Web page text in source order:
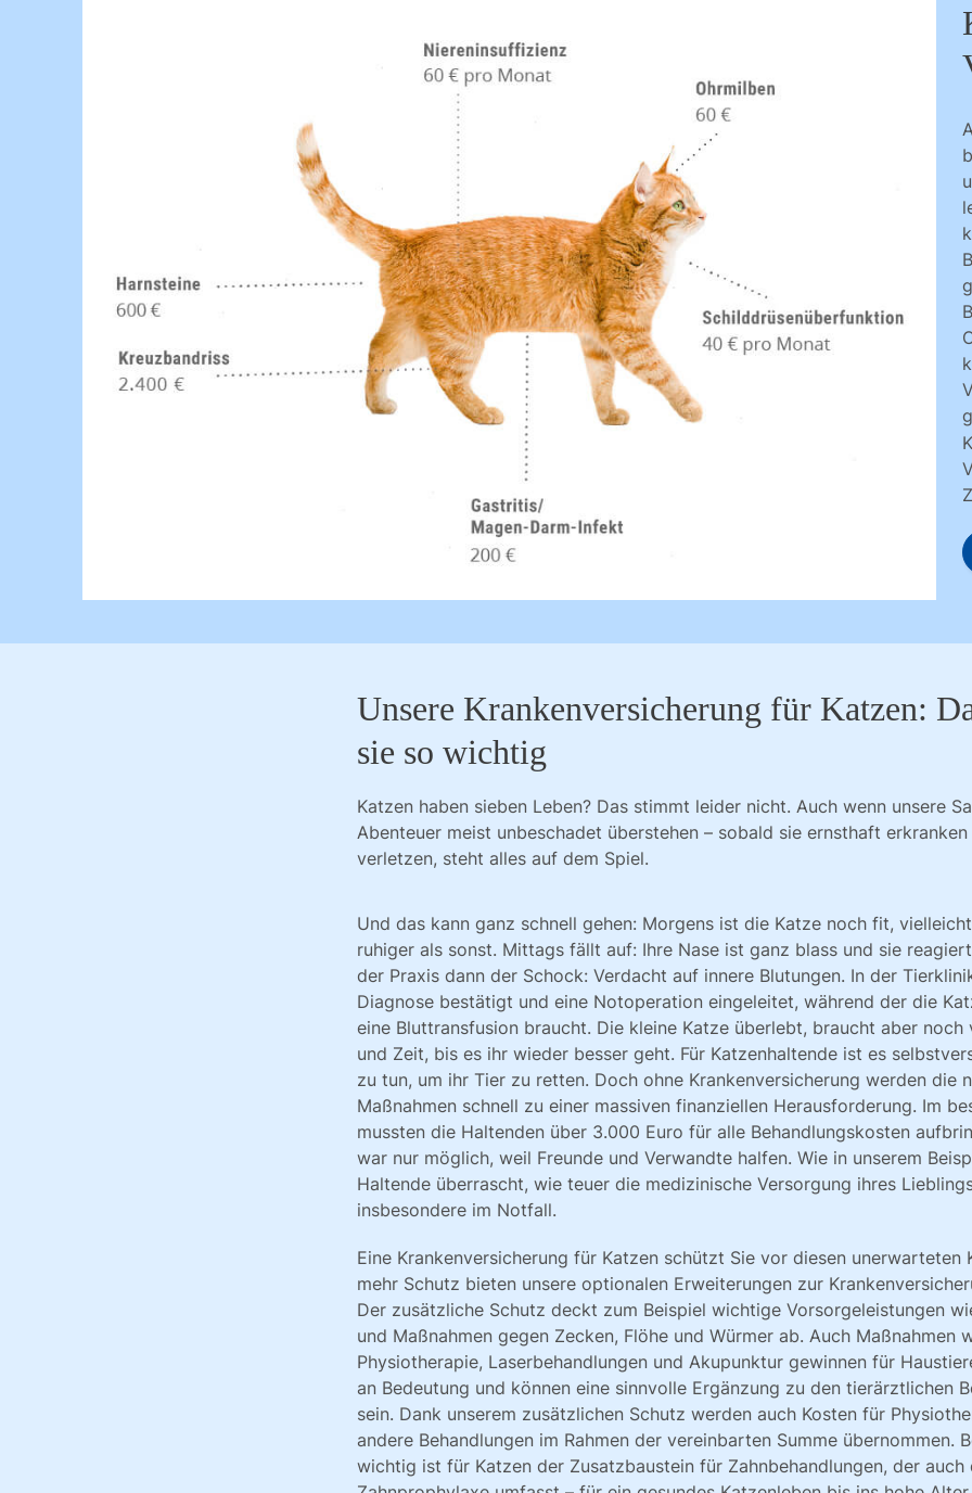
Unsere Krankenversicherung für Katzen:
sie so wichtig
Katzen haben sieben Leben? Das stimmt leider nicht. Auch wenn unsere
Abenteuer meist unbeschadet überstehen – sobald sie ernsthaft
verletzen, steht alles auf dem Spiel.
Und das kann ganz schnell gehen: Morgens ist die Katze noch fit,
ruhiger als sonst. Mittags fällt auf: Ihre Nase ist ganz blass und sie
der Praxis dann der Schock: Verdacht auf innere Blutungen. In der
Diagnose bestätigt und eine Notoperation eingeleitet, während der die
eine Bluttransfusion braucht. Die kleine Katze überlebt, braucht aber noch
und Zeit, bis es ihr wieder besser geht. Für Katzenhaltende ist es
zu tun, um ihr Tier zu retten. Doch ohne Krankenversicherung werden die
Maßnahmen schnell zu einer massiven finanziellen Herausforderung. Im
mussten die Haltenden über 3.000 Euro für alle Behandlungskosten
war nur möglich, weil Freunde und Verwandte halfen. Wie in unserem
Haltende überrascht, wie teuer die medizinische Versorgung ihres
insbesondere im Notfall.
Eine Krankenversicherung für Katzen schützt Sie vor diesen unerwarteten
mehr Schutz bieten unsere optionalen Erweiterungen zur
Der zusätzliche Schutz deckt zum Beispiel wichtige Vorsorgeleistungen
und Maßnahmen gegen Zecken, Flöhe und Würmer ab. Auch Maßnahmen
Physiotherapie, Laserbehandlungen und Akupunktur gewinnen für
an Bedeutung und können eine sinnvolle Ergänzung zu den tierärztlichen
sein. Dank unserem zusätzlichen Schutz werden auch Kosten für
andere Behandlungen im Rahmen der vereinbarten Summe übernommen.
wichtig ist für Katzen der Zusatzbaustein für Zahnbehandlungen, der auch